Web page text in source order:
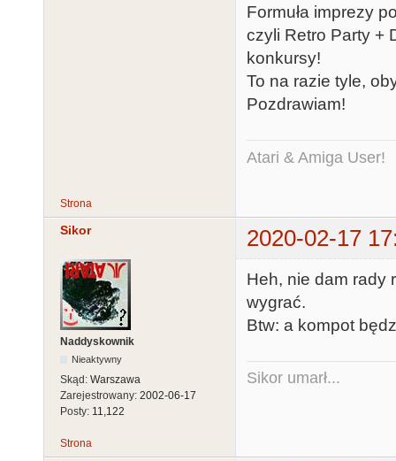
Formuła imprezy
czyli Retro Party +
konkursy!
To na razie tyle,
Pozdrawiam!
Atari & Amiga User!
Strona
Sikor 2020-02-17
Naddyskownik
Nieaktywny
Skąd: Warszawa
Zarejestrowany: 2002-06-17
Posty: 11,122
Heh, nie dam rady
wygrać.
Btw: a kompot
Sikor umarł...
Strona